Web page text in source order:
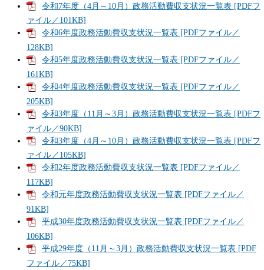
令和7年度（4月～10月）政務活動費収支状況一覧表 [PDFフ
ァイル／101KB]
令和6年度政務活動費収支状況一覧表 [PDFファイル／
128KB]
令和5年度政務活動費収支状況一覧表 [PDFファイル／
161KB]
令和4年度政務活動費収支状況一覧表 [PDFファイル／
205KB]
令和3年度（11月～3月）政務活動費収支状況一覧表 [PDFフ
ァイル／90KB]
令和3年度（4月～10月）政務活動費収支状況一覧表 [PDFフ
ァイル／105KB]
令和2年度政務活動費収支状況一覧表 [PDFファイル／
117KB]
令和元年度政務活動費収支状況一覧表 [PDFファイル／
91KB]
平成30年度政務活動費収支状況一覧表 [PDFファイル／
106KB]
平成29年度（11月～3月）政務活動費収支状況一覧表 [PDF
ファイル／75KB]